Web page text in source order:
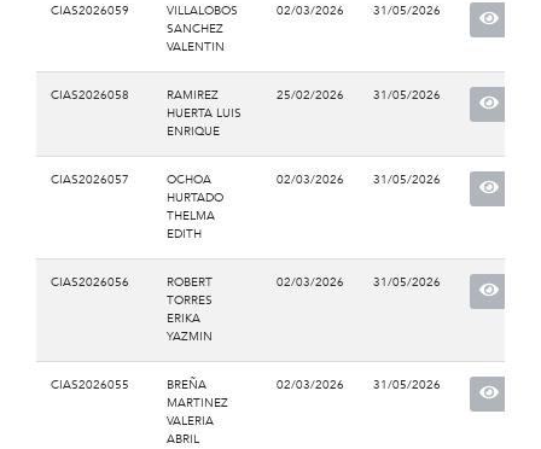
CIAS2026059
VILLALOBOS
SANCHEZ
VALENTIN
02/03/2026 31/05/2026
CIAS2026058
RAMIREZ
HUERTA LUIS
ENRIQUE
25/02/2026 31/05/2026
CIAS2026057
OCHOA
HURTADO
THELMA
EDITH
02/03/2026 31/05/2026
CIAS2026056
ROBERT
TORRES
ERIKA
YAZMIN
02/03/2026 31/05/2026
CIAS2026055
BREÑA
MARTINEZ
VALERIA
ABRIL
02/03/2026 31/05/2026